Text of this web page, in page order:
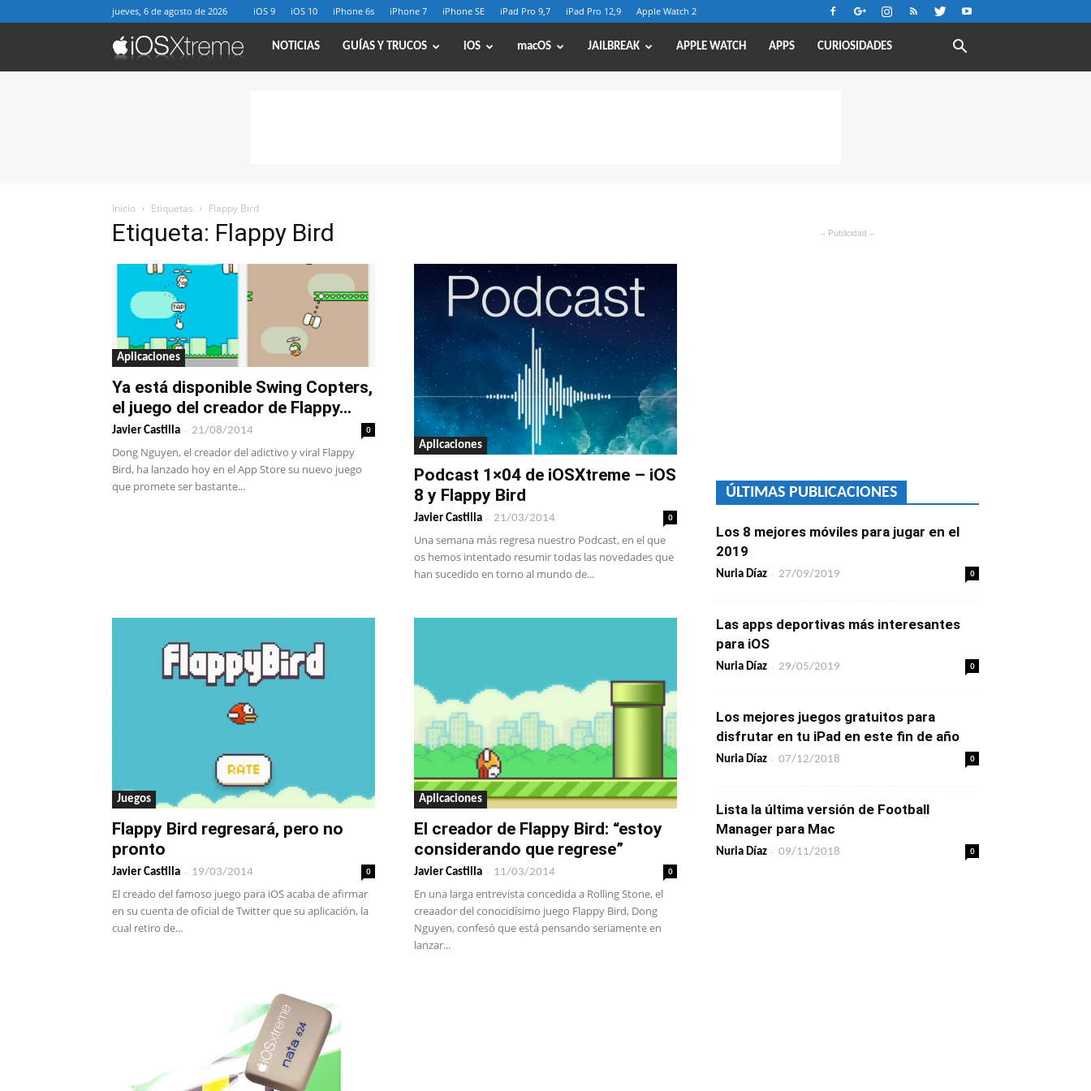
jueves, 6 de agosto de 2026 iOS 9 iOS 10 iPhone 6s iPhone 7 iPhone SE iPad Pro 9,7 iPad Pro 12,9 Apple Watch 2
iOSXtreme
NOTICIAS GUÍAS Y TRUCOS iOS macOS JAILBREAK APPLE WATCH APPS CURIOSIDADES
Inicio Etiquetas Flappy Bird
Etiqueta: Flappy Bird
Aplicaciones
Ya está disponible Swing Copters,
el juego del creador de Flappy...
Javier Castilla - 21/08/2014 0
Dong Nguyen, el creador del adictivo y viral Flappy
Bird, ha lanzado hoy en el App Store su nuevo juego
que promete ser bastante...
Aplicaciones
Podcast 1×04 de iOSXtreme – iOS
8 y Flappy Bird
Javier Castilla - 21/03/2014 0
Una semana más regresa nuestro Podcast, en el que
os hemos intentado resumir todas las novedades que
han sucedido en torno al mundo de...
Juegos
Flappy Bird regresará, pero no
pronto
Javier Castilla - 19/03/2014 0
El creado del famoso juego para iOS acaba de afirmar
en su cuenta de oficial de Twitter que su aplicación, la
cual retiro de...
Aplicaciones
El creador de Flappy Bird: “estoy
considerando que regrese”
Javier Castilla - 11/03/2014 0
En una larga entrevista concedida a Rolling Stone, el
creaador del conocidísimo juego Flappy Bird, Dong
Nguyen, confesó que está pensando seriamente en
lanzar...
– Publicidad –
ÚLTIMAS PUBLICACIONES
Los 8 mejores móviles para jugar en el
2019
Nuria Díaz - 27/09/2019 0
Las apps deportivas más interesantes
para iOS
Nuria Díaz - 29/05/2019 0
Los mejores juegos gratuitos para
disfrutar en tu iPad en este fin de año
Nuria Díaz - 07/12/2018 0
Lista la última versión de Football
Manager para Mac
Nuria Díaz - 09/11/2018 0